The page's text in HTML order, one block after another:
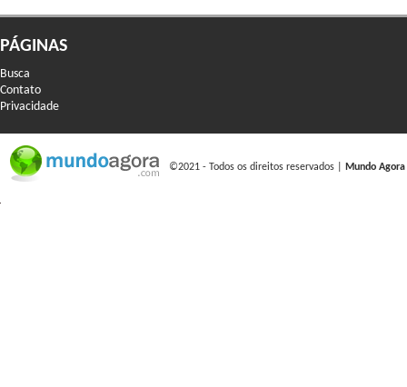
PÁGINAS
Busca
Contato
Privacidade
©2021 - Todos os direitos reservados | Mundo Agora